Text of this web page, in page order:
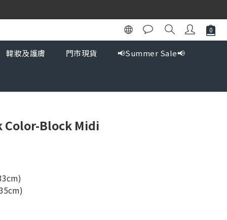
韓妝及護膚 門市現貨 📢Summer Sale📢
Color-Block Midi